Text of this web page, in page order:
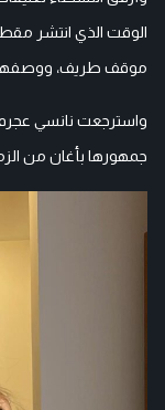
الوقت الذي انتشر
موقف طريف، ووصفها
واسترجعت نانسي عجرم
جمهورها بأغان من